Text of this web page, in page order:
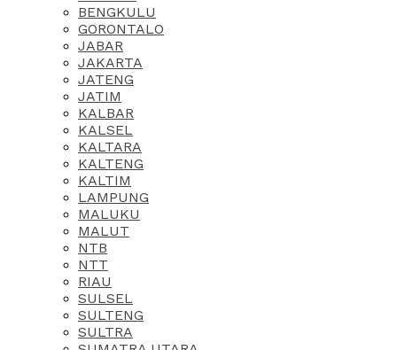
BENGKULU
GORONTALO
JABAR
JAKARTA
JATENG
JATIM
KALBAR
KALSEL
KALTARA
KALTENG
KALTIM
LAMPUNG
MALUKU
MALUT
NTB
NTT
RIAU
SULSEL
SULTENG
SULTRA